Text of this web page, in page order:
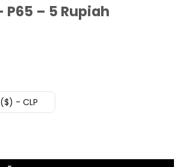
– 5 Rupiah
- CLP
Rupiah cantidad